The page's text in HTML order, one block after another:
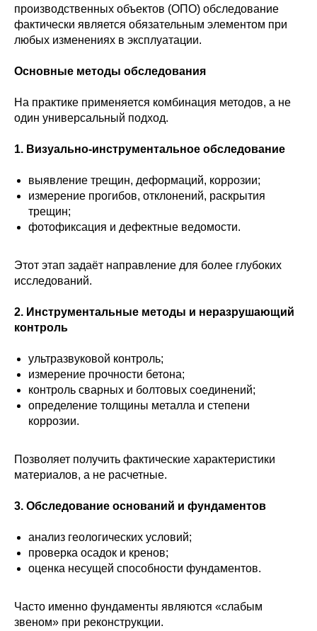
производственных объектов (ОПО) обследование
фактически является обязательным элементом при
любых изменениях в эксплуатации.
Основные методы обследования
На практике применяется комбинация методов, а не
один универсальный подход.
1. Визуально-инструментальное обследование
выявление трещин, деформаций, коррозии;
измерение прогибов, отклонений, раскрытия
трещин;
фотофиксация и дефектные ведомости.
Этот этап задаёт направление для более глубоких
исследований.
2. Инструментальные методы и неразрушающий
контроль
ультразвуковой контроль;
измерение прочности бетона;
контроль сварных и болтовых соединений;
определение толщины металла и степени
коррозии.
Позволяет получить фактические характеристики
материалов, а не расчетные.
3. Обследование оснований и фундаментов
анализ геологических условий;
проверка осадок и кренов;
оценка несущей способности фундаментов.
Часто именно фундаменты являются «слабым
звеном» при реконструкции.